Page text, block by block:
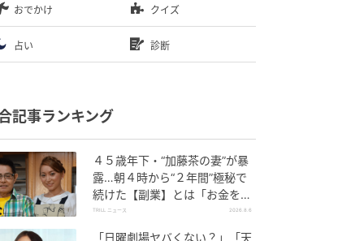
おでかけ クイズ
占い 診断
記事ランキング
４５歳年下・“加藤茶の妻”が暴
露…朝４時から“２年間”極秘で
続けた【副業】とは「お金を稼
ぐのって大変」
TRILL ニュース 2026.8.6
「日曜劇場ヤバくない？」「天